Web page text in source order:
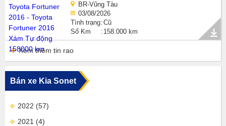
BR-Vũng Tàu
03/08/2026
Tình trạng Cũ
Số Km
158.000 km
Xem thêm tin rao
Bán xe Kia Sonet
2022 (57)
2021 (4)